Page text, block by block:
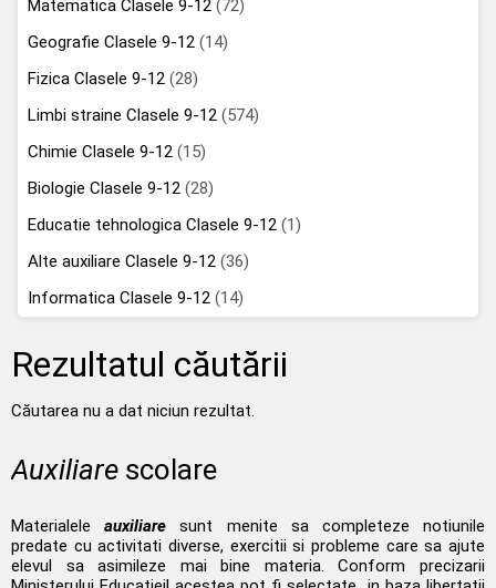
Matematica Clasele 9-12 (72)
Geografie Clasele 9-12 (14)
Fizica Clasele 9-12 (28)
Limbi straine Clasele 9-12 (574)
Chimie Clasele 9-12 (15)
Biologie Clasele 9-12 (28)
Educatie tehnologica Clasele 9-12 (1)
Alte auxiliare Clasele 9-12 (36)
Informatica Clasele 9-12 (14)
Rezultatul căutării
Căutarea nu a dat niciun rezultat.
Auxiliare scolare
Materialeleauxiliare sunt menite sa completeze notiunile
predate cu activitati diverse, exercitii si probleme care sa ajute
elevul sa asimileze mai bine materia. Conform precizarii